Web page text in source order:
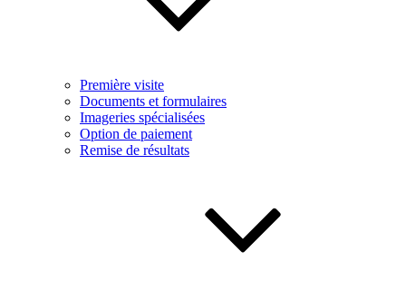
Première visite
Documents et formulaires
Imageries spécialisées
Option de paiement
Remise de résultats